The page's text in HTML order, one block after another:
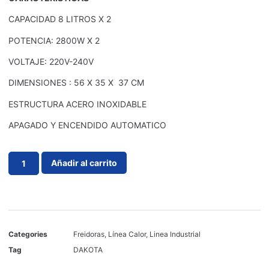
CAPACIDAD 8 LITROS X 2
POTENCIA: 2800W X 2
VOLTAJE: 220V-240V
DIMENSIONES : 56 X 35 X 37 CM
ESTRUCTURA ACERO INOXIDABLE
APAGADO Y ENCENDIDO AUTOMATICO
Añadir al carrito
Categories Freidoras, Línea Calor, Linea Industrial
Tag
DAKOTA